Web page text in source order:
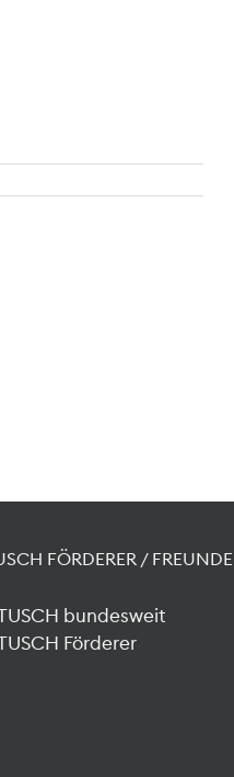
FÖRDERER / FREUNDE
bundesweit
Förderer